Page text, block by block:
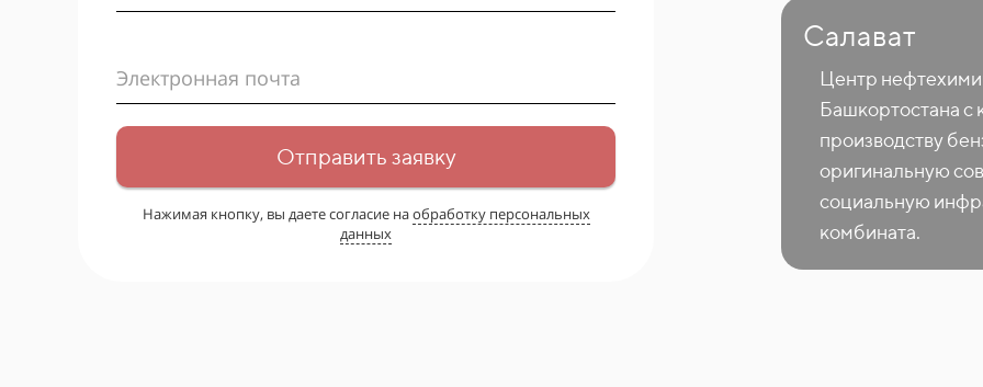
Электронная почта
Отправить заявку
Нажимая кнопку, вы даете согласие наобработку персональных
данных
Салават
Центр
Башкортостана
производству
оригинальную
социальную
комбината.